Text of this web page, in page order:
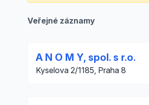
Veřejné záznamy
A N O M Y, spol. s r.o.
Kyselova 2/1185, Praha 8